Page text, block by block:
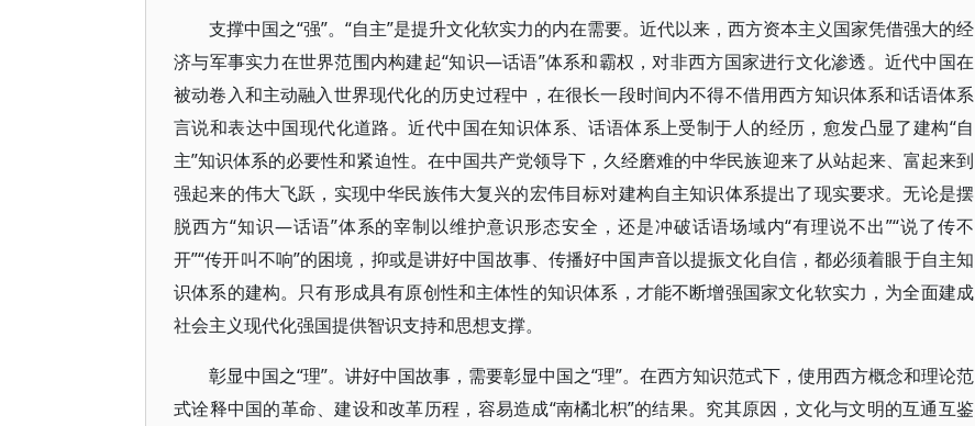
支撑中国之“强”。“自主”是提升文化软实力的内在需要。近代以来，西方资本主义国家凭借强大的经
济与军事实力在世界范围内构建起“知识—话语”体系和霸权，对非西方国家进行文化渗透。近代中国在
被动卷入和主动融入世界现代化的历史过程中，在很长一段时间内不得不借用西方知识体系和话语体系
言说和表达中国现代化道路。近代中国在知识体系、话语体系上受制于人的经历，愈发凸显了建构“自
主”知识体系的必要性和紧迫性。在中国共产党领导下，久经磨难的中华民族迎来了从站起来、富起来到
强起来的伟大飞跃，实现中华民族伟大复兴的宏伟目标对建构自主知识体系提出了现实要求。无论是摆
脱西方“知识—话语”体系的宰制以维护意识形态安全，还是冲破话语场域内“有理说不出”“说了传不
开”“传开叫不响”的困境，抑或是讲好中国故事、传播好中国声音以提振文化自信，都必须着眼于自主知
识体系的建构。只有形成具有原创性和主体性的知识体系，才能不断增强国家文化软实力，为全面建成
社会主义现代化强国提供智识支持和思想支撑。
彰显中国之“理”。讲好中国故事，需要彰显中国之“理”。在西方知识范式下，使用西方概念和理论范
式诠释中国的革命、建设和改革历程，容易造成“南橘北枳”的结果。究其原因，文化与文明的互通互鉴